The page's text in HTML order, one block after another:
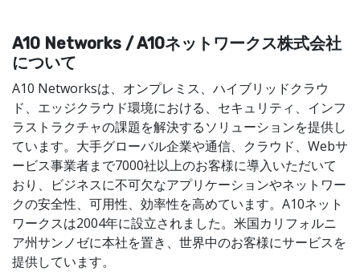
A10 Networks / A10ネットワークス株式会社
について
A10 Networksは、オンプレミス、ハイブリッドクラウ
ド、エッジクラウド環境における、セキュリティ、インフ
ラストラクチャの課題を解決するソリューションを提供し
ています。大手グローバル企業や通信、クラウド、Webサ
ービス事業者まで7000社以上のお客様に導入いただいて
おり、ビジネスに不可欠なアプリケーションやネットワー
クの安全性、可用性、効率性を高めています。A10ネット
ワークスは2004年に設立されました。米国カリフォルニ
ア州サンノゼに本社を置き、世界中のお客様にサービスを
提供しています。